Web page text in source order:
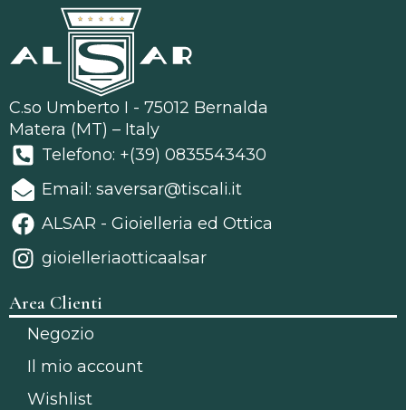
C.so Umberto I - 75012 Bernalda
Matera (MT) – Italy
Telefono: +(39) 0835543430
Email: saversar@tiscali.it
ALSAR - Gioielleria ed Ottica
gioielleriaotticaalsar
Area Clienti
Negozio
Il mio account
Wishlist